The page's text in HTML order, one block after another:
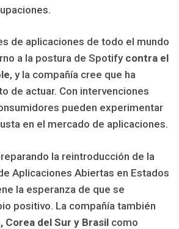
de aplicaciones de todo el mundo
a la postura de Spotifycontra el
, y la compañía cree que ha
de actuar. Con intervenciones
pueden experimentar
en el mercado de aplicaciones.
la reintroducción de la
Aplicaciones Abiertas en Estados
la esperanza de que se
positivo. La compañía también
Corea del Sur y Brasil como